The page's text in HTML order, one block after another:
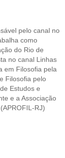
pelo canal no
como
do Rio de
no canal Linhas
em Filosofia pela
Filosofia pelo
Estudos e
e a Associação
RJ)